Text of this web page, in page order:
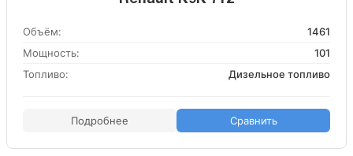
Объём:
1461
Мощность:
101
Топливо:
Дизельное топливо
Подробнее Сравнить